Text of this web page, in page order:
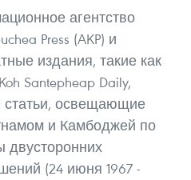
агентство
Press (AKP) и
издания, такие как
Santepheap Daily,
статьи, освещающие
и Камбоджей по
двусторонних
(24 июня 1967 -